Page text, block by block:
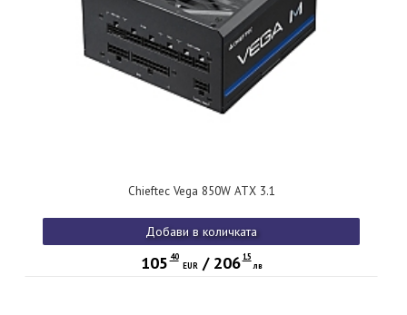
Chieftec Vega 850W ATX 3.1
Добави в количката
105 40
EUR/ 206 15
лв